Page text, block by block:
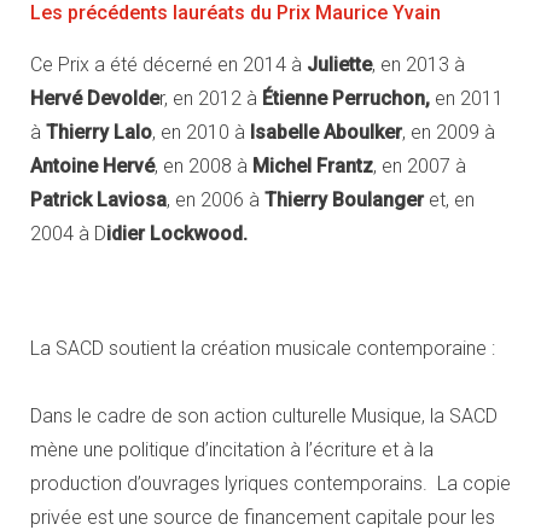
Les précédents lauréats du Prix Maurice Yvain
Ce Prix a été décerné en 2014 à Juliette, en 2013 à
Hervé Devolder, en 2012 à Étienne Perruchon, en 2011
à Thierry Lalo, en 2010 à Isabelle Aboulker, en 2009 à
Antoine Hervé, en 2008 à Michel Frantz, en 2007 à
Patrick Laviosa, en 2006 à Thierry Boulangeret, en
2004 à Didier Lockwood.
La SACD soutient la création musicale contemporaine :
Dans le cadre de son action culturelle Musique, la SACD
mène une politique d’incitation à l’écriture et à la
production d’ouvrages lyriques contemporains. La copie
privée est une source de financement capitale pour les